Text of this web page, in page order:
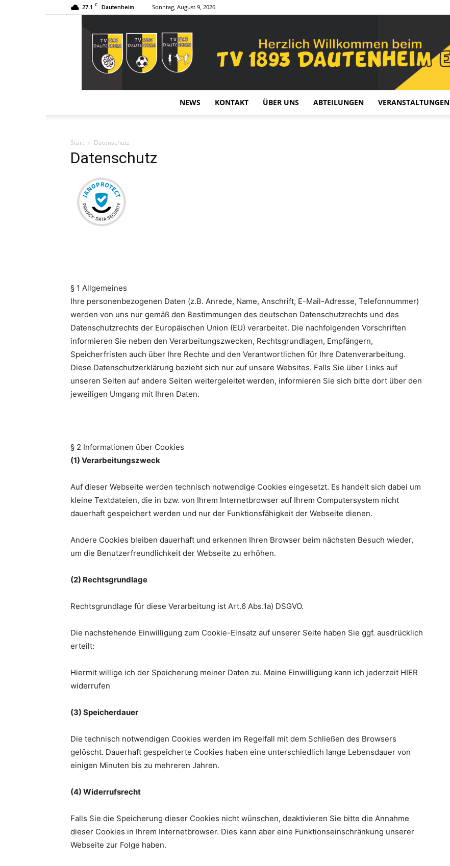
27.1 C Dautenheim Sonntag, August 9, 2026
NEWS KONTAKT ÜBER UNS ABTEILUNGEN VERANSTALTUNGEN
Start Datenschutz
Datenschutz
§ 1 Allgemeines
Ihre personenbezogenen Daten (z.B. Anrede, Name, Anschrift, E-Mail-Adresse, Telefonnummer)
werden von uns nur gemäß den Bestimmungen des deutschen Datenschutzrechts und des
Datenschutzrechts der Europäischen Union (EU) verarbeitet. Die nachfolgenden Vorschriften
informieren Sie neben den Verarbeitungszwecken, Rechtsgrundlagen, Empfängern,
Speicherfristen auch über Ihre Rechte und den Verantwortlichen für Ihre Datenverarbeitung.
Diese Datenschutzerklärung bezieht sich nur auf unsere Websites. Falls Sie über Links auf
unseren Seiten auf andere Seiten weitergeleitet werden, informieren Sie sich bitte dort über den
jeweiligen Umgang mit Ihren Daten.
§ 2 Informationen über Cookies
(1) Verarbeitungszweck
Auf dieser Webseite werden technisch notwendige Cookies eingesetzt. Es handelt sich dabei um
kleine Textdateien, die in bzw. von Ihrem Internetbrowser auf Ihrem Computersystem nicht
dauerhaft gespeichert werden und nur der Funktionsfähigkeit der Webseite dienen.
Andere Cookies bleiben dauerhaft und erkennen Ihren Browser beim nächsten Besuch wieder,
um die Benutzerfreundlichkeit der Webseite zu erhöhen.
(2) Rechtsgrundlage
Rechtsgrundlage für diese Verarbeitung ist Art.6 Abs.1a) DSGVO.
Die nachstehende Einwilligung zum Cookie-Einsatz auf unserer Seite haben Sie ggf. ausdrücklich
erteilt:
Hiermit willige ich der Speicherung meiner Daten zu. Meine Einwilligung kann ich jederzeit HIER
widerrufen
(3) Speicherdauer
Die technisch notwendigen Cookies werden im Regelfall mit dem Schließen des Browsers
gelöscht. Dauerhaft gespeicherte Cookies haben eine unterschiedlich lange Lebensdauer von
einigen Minuten bis zu mehreren Jahren.
(4) Widerrufsrecht
Falls Sie die Speicherung dieser Cookies nicht wünschen, deaktivieren Sie bitte die Annahme
dieser Cookies in Ihrem Internetbrowser. Dies kann aber eine Funktionseinschränkung unserer
Webseite zur Folge haben.